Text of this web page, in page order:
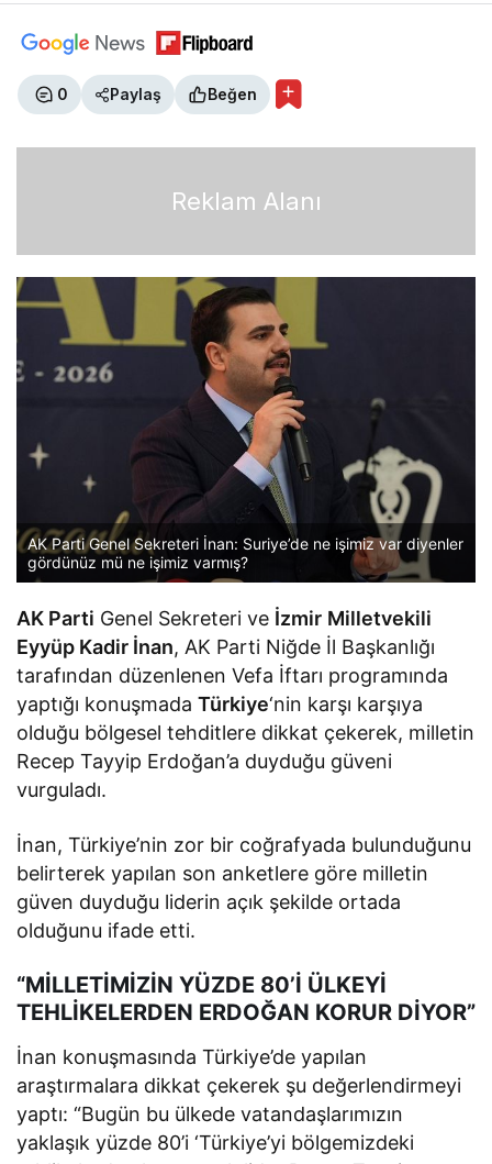
0 Paylaş Beğen
Reklam Alanı
AK Parti Genel Sekreteri İnan: Suriye’de ne işimiz var diyenler
gördünüz mü ne işimiz varmış?
AK Parti Genel Sekreteri ve İzmir Milletvekili
Eyyüp Kadir İnan, AK Parti Niğde İl Başkanlığı
tarafından düzenlenen Vefa İftarı programında
yaptığı konuşmadaTürkiye‘nin karşı karşıya
olduğu bölgesel tehditlere dikkat çekerek, milletin
Recep Tayyip Erdoğan’a duyduğu güveni
vurguladı.
İnan, Türkiye’nin zor bir coğrafyada bulunduğunu
belirterek yapılan son anketlere göre milletin
güven duyduğu liderin açık şekilde ortada
olduğunu ifade etti.
“MİLLETİMİZİN YÜZDE 80’İ ÜLKEYİ
TEHLİKELERDEN ERDOĞAN KORUR DİYOR”
İnan konuşmasında Türkiye’de yapılan
araştırmalara dikkat çekerek şu değerlendirmeyi
yaptı: “Bugün bu ülkede vatandaşlarımızın
yaklaşık yüzde 80’i ‘Türkiye’yi bölgemizdeki